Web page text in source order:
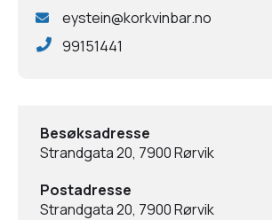
eystein@korkvinbar.no
99151441
Besøksadresse
Strandgata 20, 7900 Rørvik
Postadresse
Strandgata 20, 7900 Rørvik